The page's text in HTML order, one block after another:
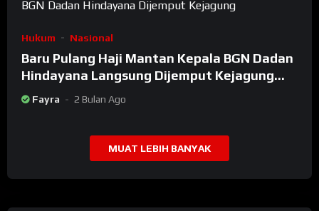
Hukum Nasional
Baru Pulang Haji Mantan Kepala BGN Dadan
Hindayana Langsung Dijemput Kejagung
Setelah Dicopot Prabowo
Fayra 2 Bulan Ago
MUAT LEBIH BANYAK